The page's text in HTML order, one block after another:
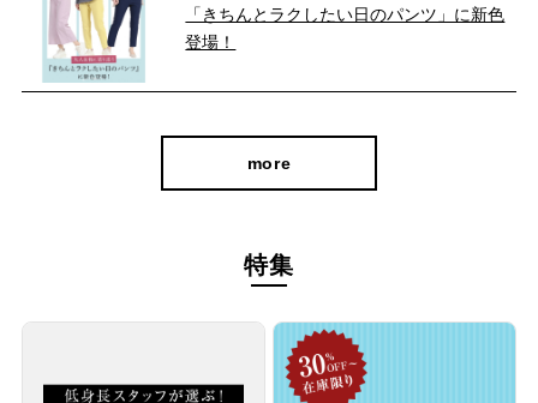
「きちんとラクしたい日のパンツ」に新色
登場！
more
特集